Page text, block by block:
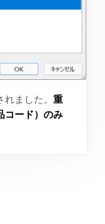
ました。 重
コード）のみ